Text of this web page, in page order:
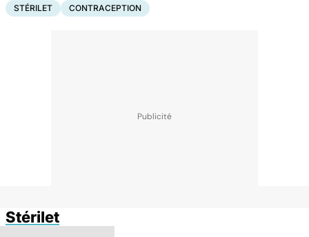
STÉRILET CONTRACEPTION
Stérilet